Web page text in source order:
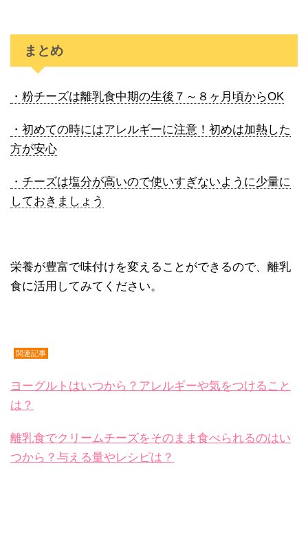
まとめ
・粉チーズは離乳食中期の生後７～８ヶ月頃からOK
・初めての時にはアレルギーに注意！初めは加熱した
方が安心
・チーズは塩分が高いので使いすぎないように少量に
しておきましょう
栄養が豊富で味付けを変えることができるので、離乳
食に活用してみてください。
関連記事
ヨーグルトはいつから？アレルギーや気をつけること
は？
離乳食でクリームチーズをそのまま食べられるのはい
つから？与える量やレシピは？